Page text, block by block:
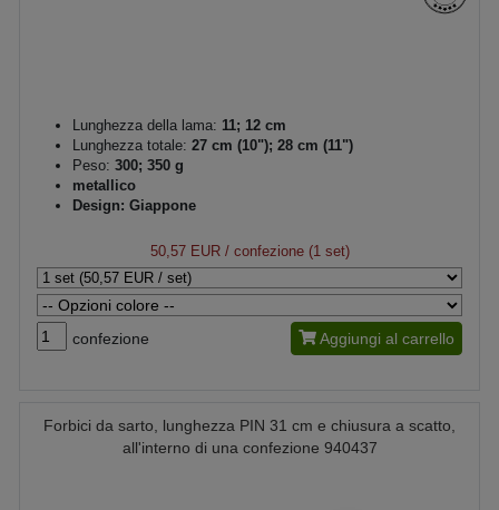
Lunghezza della lama: 11; 12 cm
Lunghezza totale: 27 cm (10"); 28 cm (11")
Peso: 300; 350 g
metallico
Design: Giappone
50,57 EUR/ confezione (1 set)
confezione Aggiungi al carrello
Forbici da sarto, lunghezza PIN 31 cm e chiusura a scatto,
all'interno di una confezione 940437